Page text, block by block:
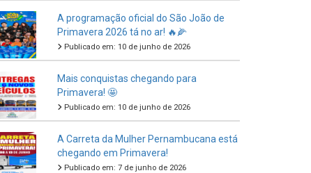
A programação oficial do São João de
Primavera 2026 tá no ar! 🔥🌽
Publicado em: 10 de junho de 2026
Mais conquistas chegando para
Primavera! 🤩
Publicado em: 10 de junho de 2026
A Carreta da Mulher Pernambucana está
chegando em Primavera!
Publicado em: 7 de junho de 2026